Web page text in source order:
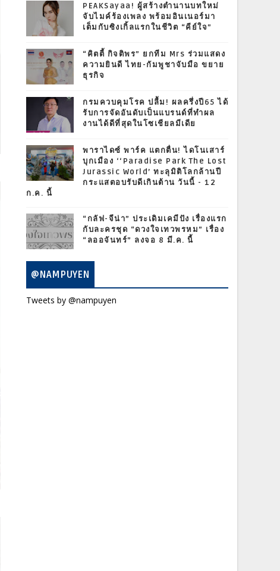
PEAKSayaa! ผู้สร้างตำนานบทใหม่
จับไมค์ร้องเพลง พร้อมอินเนอร์มา
เต็มกับซิงเกิ้ลแรกในชีวิต “คีย์ใจ”
“คิตตี้ กิจติพร” ยกทีม Mrs ร่วมแสดง
ความยินดี ไทย-กัมพูชาจับมือ ขยาย
ธุรกิจ
กรมควบคุมโรค ปลื้ม! ผลครึ่งปี65 ได้
รับการจัดอันดับเป็นแบรนด์ที่ทำผล
งานได้ดีที่สุดในโซเชียลมีเดีย
พาราไดซ์ พาร์ค แตกตื่น! ไดโนเสาร์
บุกเมือง ‘‘Paradise Park The Lost
Jurassic World’ ทะลุมิติโลกล้านปี
กระแสตอบรับดีเกินต้าน วันนี้ - 12
ก.ค. นี้
“กลัฟ-จีน่า” ประเดิมเคมีปัง เรื่องแรก
กับละครชุด “ดวงใจเทวพรหม” เรื่อง
“ลออจันทร์” ลงจอ 8 มี.ค. นี้
@NAMPUYEN
Tweets by @nampuyen